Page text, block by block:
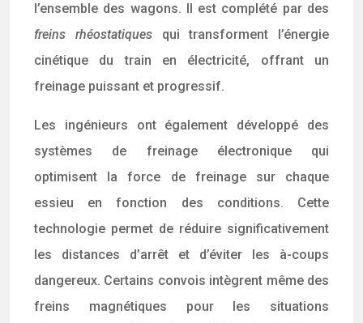
l’ensemble des wagons. Il est complété par des
freins rhéostatiques qui transforment l’énergie
cinétique du train en électricité, offrant un
freinage puissant et progressif.
Les ingénieurs ont également développé des
systèmes de freinage électronique qui
optimisent la force de freinage sur chaque
essieu en fonction des conditions. Cette
technologie permet de réduire significativement
les distances d’arrêt et d’éviter les à-coups
dangereux. Certains convois intègrent même des
freins magnétiques pour les situations